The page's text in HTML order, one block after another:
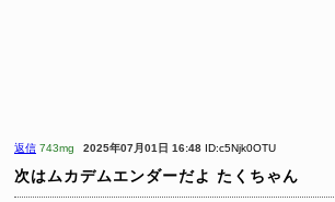
返信 743mg 2025年07月01日 16:48 ID:c5Njk0OTU
次はムカデムエンダーだよ たくちゃん